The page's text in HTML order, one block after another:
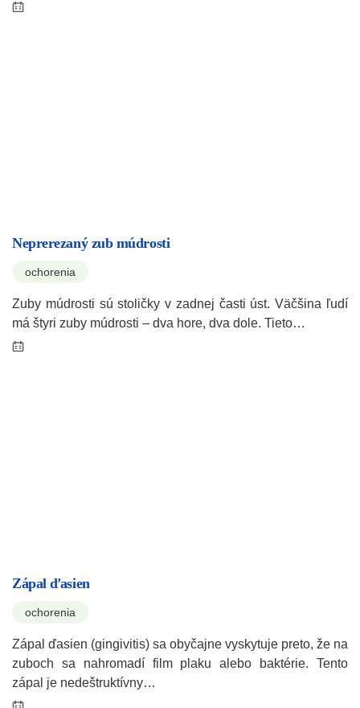
Neprerezaný zub múdrosti
ochorenia
Zuby múdrosti sú stoličky v zadnej časti úst. Väčšina ľudí
má štyri zuby múdrosti – dva hore, dva dole. Tieto…
Zápal ďasien
ochorenia
Zápal ďasien (gingivitis) sa obyčajne vyskytuje preto, že na
zuboch sa nahromadí film plaku alebo baktérie. Tento
zápal je nedeštruktívny…